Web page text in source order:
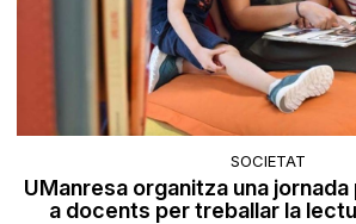
SOCIETAT
UManresa organitza una
a docents per treballar la